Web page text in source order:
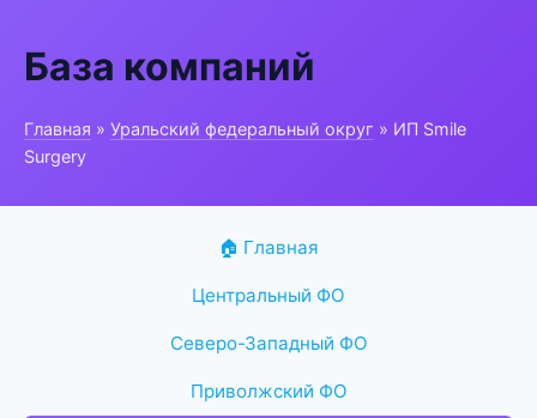
База компаний
Главная » Уральский федеральный округ » ИП Smile
Surgery
🏠 Главная
Центральный ФО
Северо-Западный ФО
Приволжский ФО